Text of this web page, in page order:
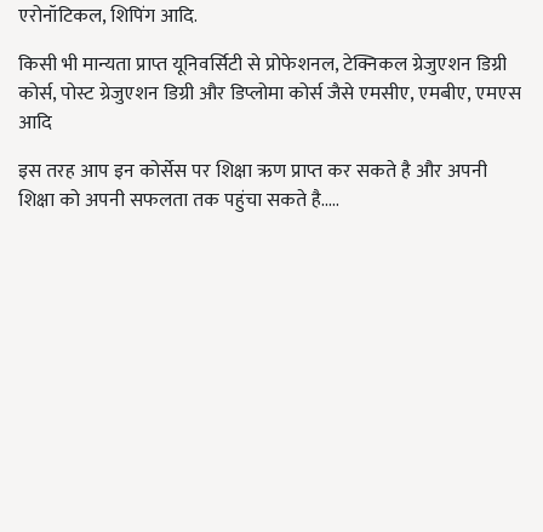
एरोनॉटिकल, शिपिंग आदि.
किसी भी मान्यता प्राप्त यूनिवर्सिटी से प्रोफेशनल, टेक्निकल ग्रेजुएशन डिग्री
कोर्स, पोस्ट ग्रेजुएशन डिग्री और डिप्लोमा कोर्स जैसे एमसीए, एमबीए, एमएस
आदि
इस तरह आप इन कोर्सेस पर शिक्षा ऋण प्राप्त कर सकते है और अपनी
शिक्षा को अपनी सफलता तक पहुंचा सकते है.....